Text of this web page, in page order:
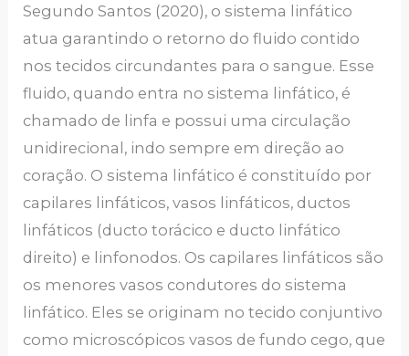
Segundo Santos (2020), o sistema linfático
atua garantindo o retorno do fluido contido
nos tecidos circundantes para o sangue. Esse
fluido, quando entra no sistema linfático, é
chamado de linfa e possui uma circulação
unidirecional, indo sempre em direção ao
coração. O sistema linfático é constituído por
capilares linfáticos, vasos linfáticos, ductos
linfáticos (ducto torácico e ducto linfático
direito) e linfonodos. Os capilares linfáticos são
os menores vasos condutores do sistema
linfático. Eles se originam no tecido conjuntivo
como microscópicos vasos de fundo cego, que